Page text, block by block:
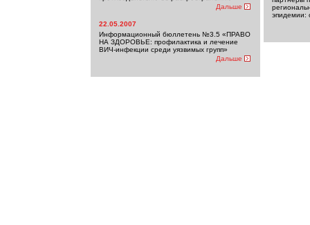
Дальше
22.05.2007
Информационный бюллетень №3.5 «ПРАВО
НА ЗДОРОВЬЕ: профилактика и лечение
ВИЧ-инфекции среди уязвимых групп»
Дальше
эпидемии: